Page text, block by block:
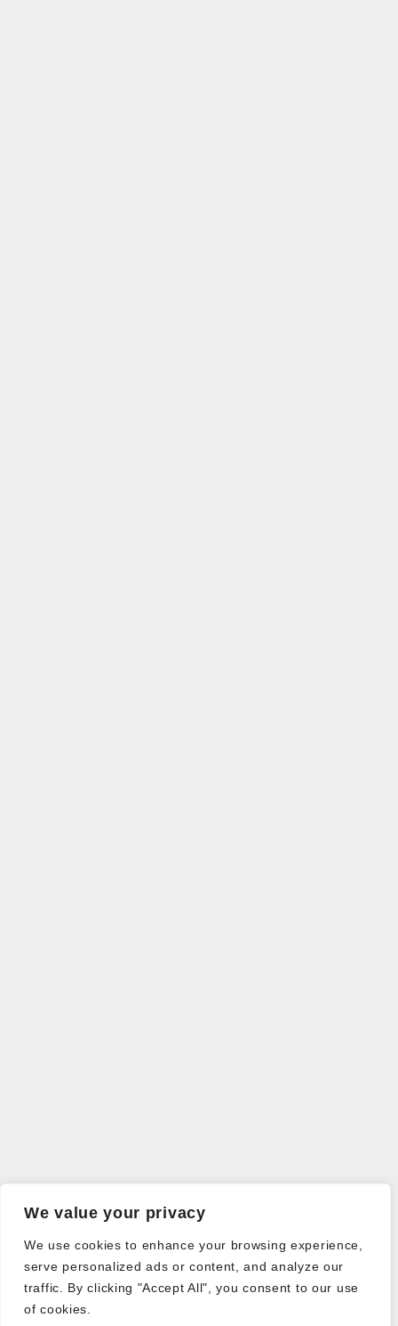
We value your privacy
We use cookies to enhance your browsing experience,
serve personalized ads or content, and analyze our
traffic. By clicking "Accept All", you consent to our use
of cookies.